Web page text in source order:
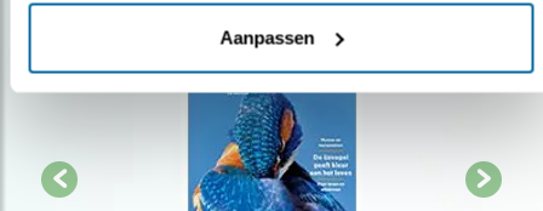
Aanpassen